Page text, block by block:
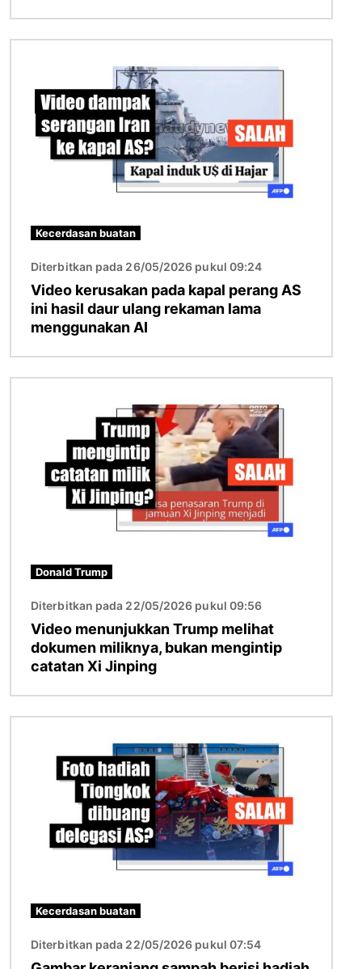
Kecerdasan buatan
Diterbitkan pada 26/05/2026 pukul 09:24
Video kerusakan pada kapal perang AS
ini hasil daur ulang rekaman lama
menggunakan AI
Donald Trump
Diterbitkan pada 22/05/2026 pukul 09:56
Video menunjukkan Trump melihat
dokumen miliknya, bukan mengintip
catatan Xi Jinping
Kecerdasan buatan
Diterbitkan pada 22/05/2026 pukul 07:54